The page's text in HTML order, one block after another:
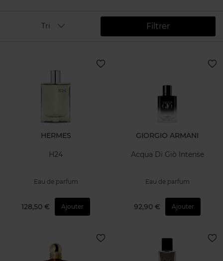
Filtrer
Tri
HERMES
H24
Eau de parfum
128,50 € Ajouter
GIORGIO ARMANI
Acqua Di Giò Intense
Eau de parfum
92,90 € Ajouter